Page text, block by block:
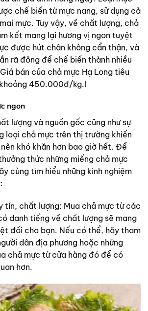
chế biến từ mực nang, sử dụng cả
mực. Tuy vậy, về chất lượng, chả
kết mang lại hương vị ngon tuyệt
được hút chân không cẩn thận, và
rã đông để chế biến thành nhiều
bán của chả mực Hạ Long tiêu
450.000đ/kg.l
ngon
lượng và nguồn gốc cũng như sự
loại chả mực trên thị trường khiến
khó khăn hơn bao giờ hết. Để
thức những miếng chả mực
cùng tìm hiểu những kinh nghiệm
tín, chất lượng: Mua chả mực từ các
danh tiếng về chất lượng sẽ mang
đối cho bạn. Nếu có thể, hãy tham
dân địa phương hoặc những
chả mực từ cửa hàng đó để có
hơn.